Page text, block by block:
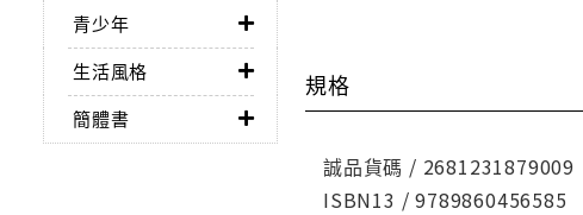
青少年
生活風格
簡體書
規格
誠品貨碼 / 2681231879009
ISBN13 / 9789860456585